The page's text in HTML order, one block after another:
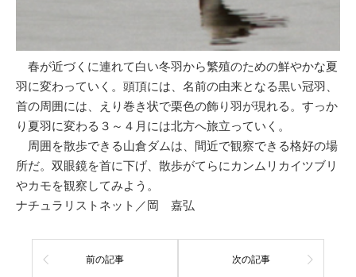
春が近づくに連れて白い冬羽から繁殖のための鮮やかな夏
羽に変わっていく。頭頂には、名前の由来となる黒い冠羽、
首の周囲には、えり巻き状で栗色の飾り羽が現れる。すっか
り夏羽に変わる３～４月には北方へ旅立っていく。
周囲を散歩できる山倉ダムは、間近で観察できる格好の場
所だ。双眼鏡を首に下げ、散歩がてらにカンムリカイツブリ
やカモを観察してみよう。
ナチュラリストネット／岡 嘉弘
前の記事 次の記事